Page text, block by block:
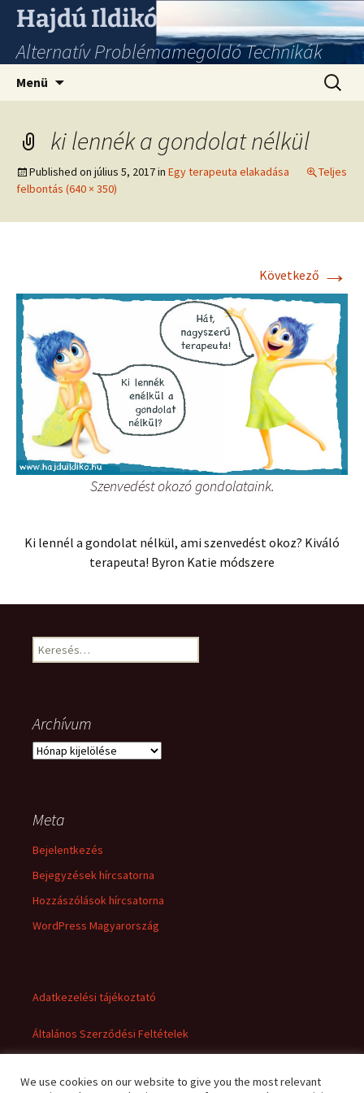
Hajdú Ildikó
Alternatív Problémamegoldó Technikák
Menü
ki lennék a gondolat nélkül
Published on július 5, 2017in Egy terapeuta elakadása
Teljes
felbontás (640 × 350)
Következő →
Szenvedést okozó gondolataink.
Ki lennél a gondolat nélkül, ami szenvedést okoz? Kiváló
terapeuta! Byron Katie módszere
Keresés:
Archívum
Archívum
Meta
Bejelentkezés
Bejegyzések hírcsatorna
Hozzászólások hírcsatorna
WordPress Magyarország
Adatkezelési tájékoztató
Általános Szerződési Feltételek
We use cookies on our website to give you the most relevant